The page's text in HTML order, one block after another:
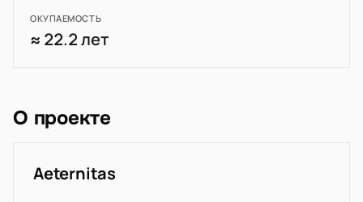
ОКУПАЕМОСТЬ
≈ 22.2 лет
О проекте
Aeternitas